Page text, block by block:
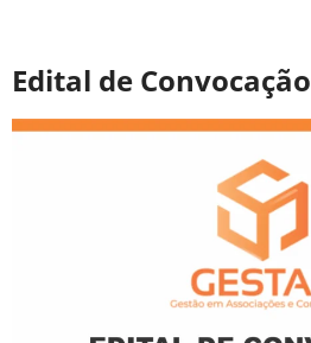
Edital de Convocação